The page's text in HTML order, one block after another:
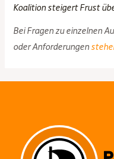
Koalition steigert Frust
Bei Fragen zu einzelnen
oder Anforderungen